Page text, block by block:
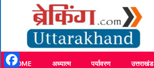
content
Breaking News Uttarakhand
HOME अध्यात्म पर्यावरण उत्तराखंड